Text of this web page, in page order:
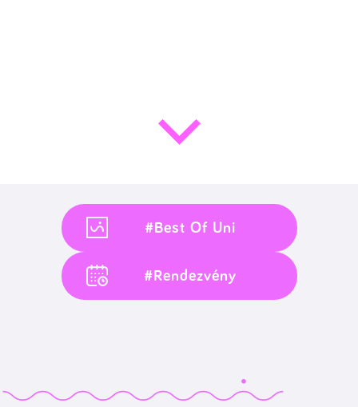
#Best Of Uni
#Rendezvény